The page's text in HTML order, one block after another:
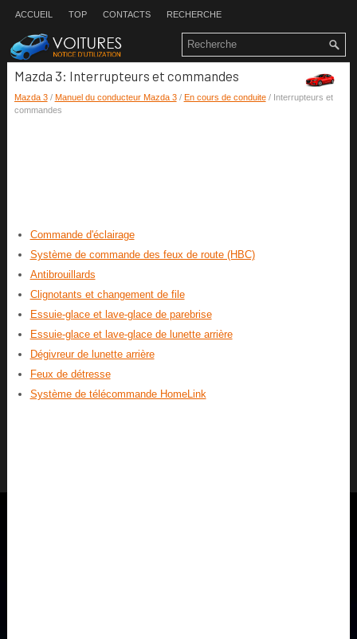
ACCUEIL TOP CONTACTS RECHERCHE
Mazda 3: Interrupteurs et commandes
Mazda 3/ Manuel du conducteur Mazda 3/ En cours de conduite/ Interrupteurs et
commandes
Commande d'éclairage
Système de commande des feux de route (HBC)
Antibrouillards
Clignotants et changement de file
Essuie-glace et lave-glace de parebrise
Essuie-glace et lave-glace de lunette arrière
Dégivreur de lunette arrière
Feux de détresse
Système de télécommande HomeLink